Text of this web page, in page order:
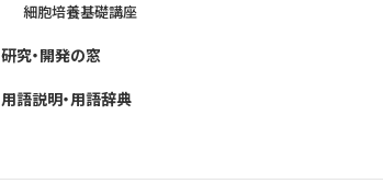
細胞培養基礎講座
研究・開発の窓
用語説明・用語辞典